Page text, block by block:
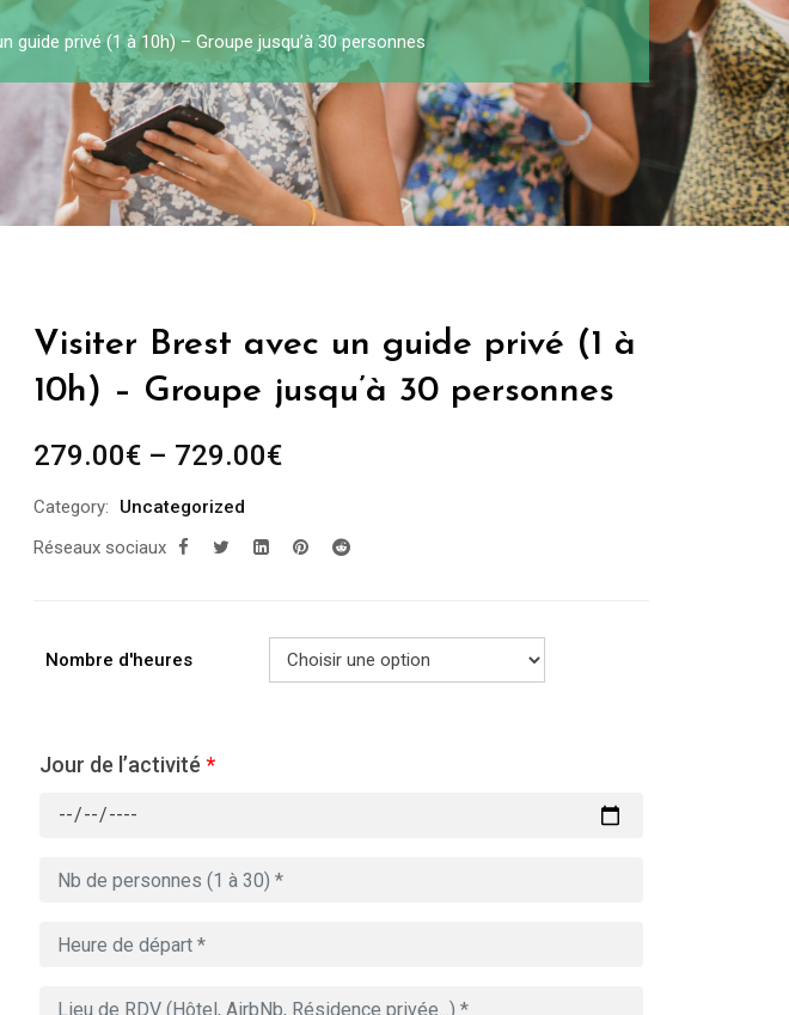
guide privé (1 à 10h) – Groupe jusqu’à 30 personnes
Visiter Brest avec un guide privé (1 à
10h) – Groupe jusqu’à 30 personnes
279.00€ – 729.00€
Category:
Uncategorized
Réseaux sociaux
Nombre d'heures
Jour de l’activité *